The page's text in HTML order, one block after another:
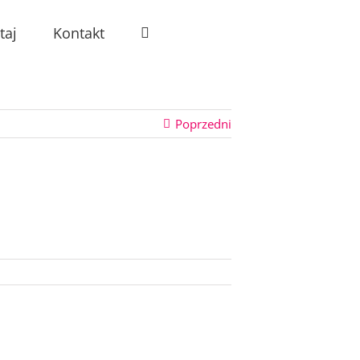
Kontakt
Poprzedni